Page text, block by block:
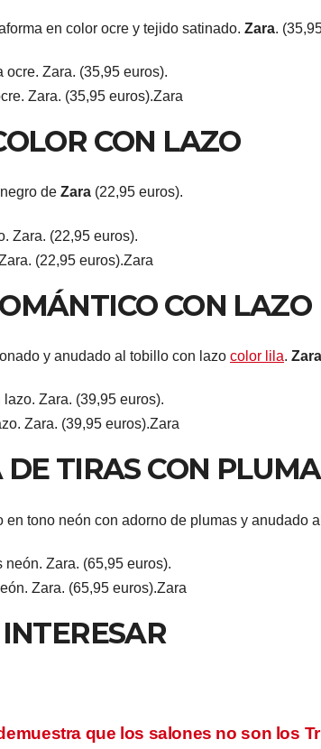
en color ocre y tejido satinado. Zara.
Zara. (35,95 euros).Zara
CON LAZO
de Zara (22,95 euros).
(22,95 euros).Zara
CON LAZO
y anudado al tobillo con lazo color lila. Zara
Zara. (39,95 euros).Zara
TIRAS CON
en tono neón con adorno de plumas y anudado
Zara. (65,95 euros).Zara
que los salones no son los